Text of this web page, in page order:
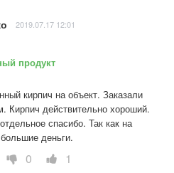
2019.07.17 12:01
продукт
кирпич на объект. Заказали
Кирпич действительно хороший.
спасибо. Так как на
деньги.
0 1